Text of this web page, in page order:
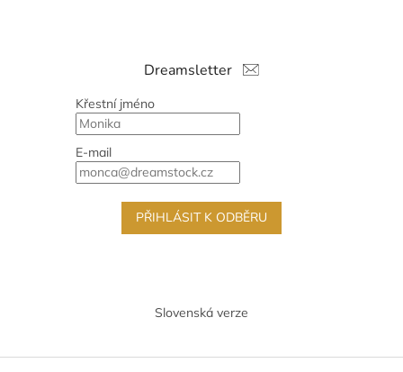
Dreamsletter
Křestní jméno
E-mail
PŘIHLÁSIT K ODBĚRU
Slovenská verze